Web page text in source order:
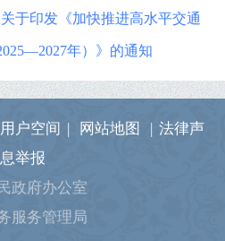
于印发《加快推进高水平交通
年）》的通知
用户空间 网站地图
法律声
举报
政府办公室
服务管理局